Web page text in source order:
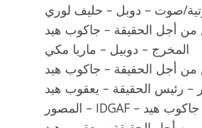
صوت – دوبل – حليف لوري
أجل الحقيقة – جاكوب هيد
المخرج – دوبيل – ماريا مكي
أجل الحقيقة – جاكوب هيد
– رئيس الحقيقة – يعقوب هيد
المصور – IDGAF – جاكوب هيد